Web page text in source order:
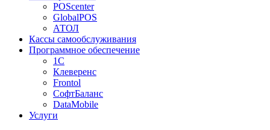
POScenter
GlobalPOS
АТОЛ
Кассы самообслуживания
Программное обеспечение
1С
Клеверенс
Frontol
СофтБаланс
DataMobile
Услуги